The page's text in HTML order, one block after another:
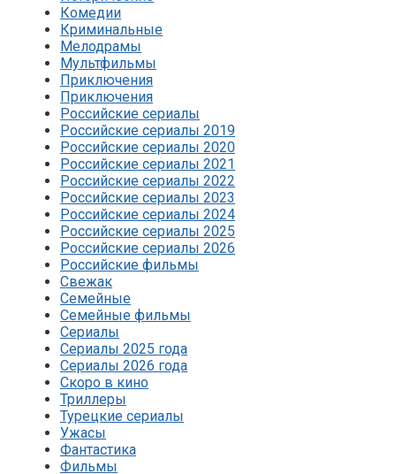
Комедии
Криминальные
Мелодрамы
Мультфильмы
Приключения
Приключения
Российские сериалы
Российские сериалы 2019
Российские сериалы 2020
Российские сериалы 2021
Российские сериалы 2022
Российские сериалы 2023
Российские сериалы 2024
Российские сериалы 2025
Российские сериалы 2026
Российские фильмы
Свежак
Семейные
Семейные фильмы
Сериалы
Сериалы 2025 года
Сериалы 2026 года
Скоро в кино
Триллеры
Турецкие сериалы
Ужасы
Фантастика
Фильмы